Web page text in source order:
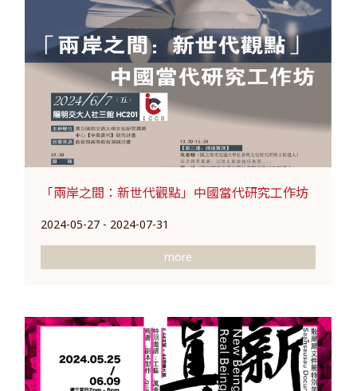
「兩岸之間：新世代觀點」中國當代研究工作坊
2024-05-27 - 2024-07-31
more